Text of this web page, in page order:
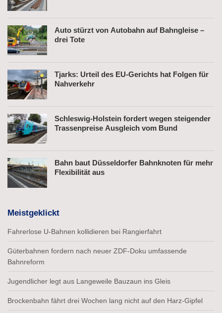
Auto stürzt von Autobahn auf Bahngleise –
drei Tote
Tjarks: Urteil des EU-Gerichts hat Folgen für
Nahverkehr
Schleswig-Holstein fordert wegen steigender
Trassenpreise Ausgleich vom Bund
Bahn baut Düsseldorfer Bahnknoten für mehr
Flexibilität aus
Meistgeklickt
Fahrerlose U-Bahnen kollidieren bei Rangierfahrt
Güterbahnen fordern nach neuer ZDF-Doku umfassende
Bahnreform
Jugendlicher legt aus Langeweile Bauzaun ins Gleis
Brockenbahn fährt drei Wochen lang nicht auf den Harz-Gipfel